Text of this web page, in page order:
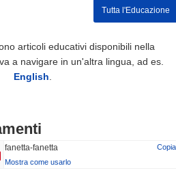
Tutta l'Educazione
articoli educativi disponibili nella
a navigare in un'altra lingua, ad es.
English
fanetta-fanetta
Copia
Mostra come usarlo